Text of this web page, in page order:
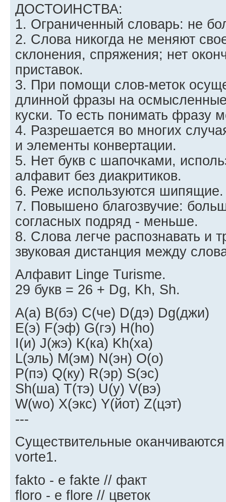
ДОСТОИНСТВА:
1. Ограниченный словарь: не
2. Слова никогда не меняют
склонения, спряжения; нет
приставок.
3. При помощи слов-меток
длинной фразы на
куски. То есть понимать фразу
4. Разрешается во многих
и элементы конвертации.
5. Нет букв с шапочками,
алфавит без диакритиков.
6. Реже используются шипящие.
7. Повышено благозвучие:
согласных подряд - меньше.
8. Слова легче распознавать и
звуковая дистанция между
Алфавит Linge Turisme.
29 букв = 26 + Dg, Kh, Sh.
A(а) B(бэ) C(че) D(дэ) Dg(джи)
E(э) F(эф) G(гэ) H(hо)
I(и) J(жэ) K(ка) Kh(ха)
L(эль) M(эм) N(эн) O(о)
P(пэ) Q(ку) R(эр) S(эс)
Sh(ша) T(тэ) U(у) V(вэ)
W(wо) X(экс) Y(йот) Z(цэт)
---
Существительные
vorte1.
fakto - e fakte // факт
floro - e flore // цветок